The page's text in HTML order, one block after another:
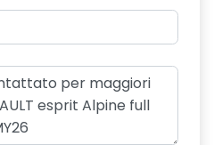
a seconda del veicolo
assistenza d'emergenza al
firma luminosa dinamica C-